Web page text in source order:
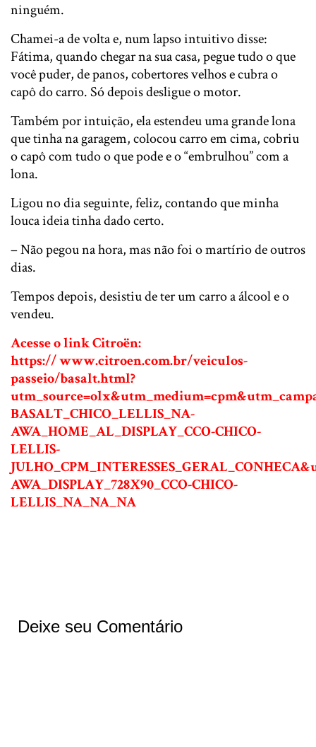
ninguém.
Chamei-a de volta e, num lapso intuitivo disse:
Fátima, quando chegar na sua casa, pegue tudo o que
você puder, de panos, cobertores velhos e cubra o
capô do carro. Só depois desligue o motor​.
Também por intuição, ela estendeu uma grande lona
que tinha na garagem, colocou carro em cima, cobriu ​
o capô com tudo o que pode e o “embrulhou” com a
lona.
Ligou no dia seguinte, feliz, contando que minha
louca ideia tinha dado certo.
– Não pegou na hora, mas não foi o martírio de outros
dias.
Tempos depois, desistiu de ter um carro a álcool e o
vendeu.
Acesse o link Citroën:
https://www.citroen.com.br/veiculos-
passeio/basalt.html?
BASALT_CHICO_LELLIS_NA-
AWA_HOME_AL_DISPLAY_CCO-CHICO-
LELLIS-
AWA_DISPLAY_728X90_CCO-CHICO-
LELLIS_NA_NA_NA
Deixe seu Comentário